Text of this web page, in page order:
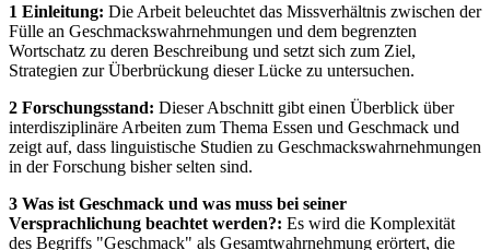
1 Einleitung: Die Arbeit beleuchtet das Missverhältnis zwischen der
Fülle an Geschmackswahrnehmungen und dem begrenzten
Wortschatz zu deren Beschreibung und setzt sich zum Ziel,
Strategien zur Überbrückung dieser Lücke zu untersuchen.
2 Forschungsstand: Dieser Abschnitt gibt einen Überblick über
interdisziplinäre Arbeiten zum Thema Essen und Geschmack und
zeigt auf, dass linguistische Studien zu Geschmackswahrnehmungen
in der Forschung bisher selten sind.
3 Was ist Geschmack und was muss bei seiner
Versprachlichung beachtet werden?: Es wird die Komplexität
des Begriffs "Geschmack" als Gesamtwahrnehmung erörtert, die